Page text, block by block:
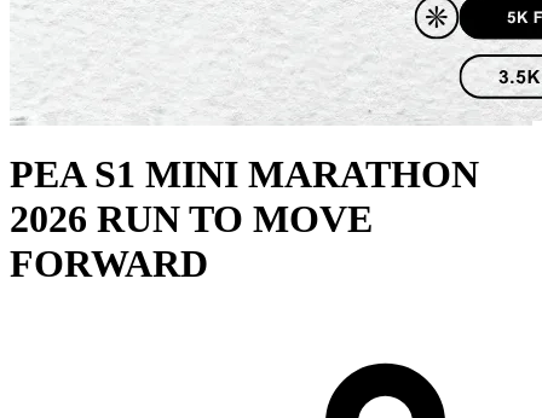
PEA S1 MINI MARATHON
2026 RUN TO MOVE
FORWARD